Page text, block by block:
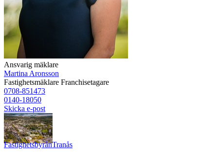
Ansvarig mäklare
Martina Aronsson
Fastighetsmäklare Franchisetagare
0708-851473
0140-18050
Skicka e-post
FastighetsbyrånTranås